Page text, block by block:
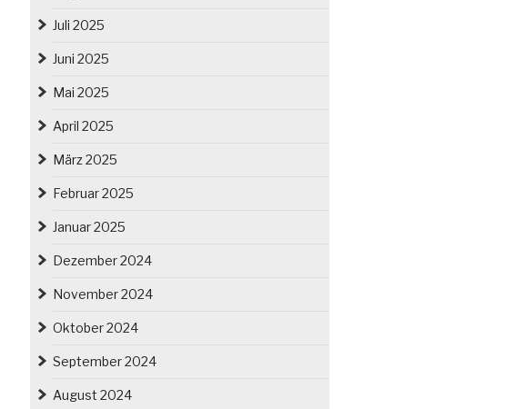
Juli 2025
Juni 2025
Mai 2025
April 2025
März 2025
Februar 2025
Januar 2025
Dezember 2024
November 2024
Oktober 2024
September 2024
August 2024